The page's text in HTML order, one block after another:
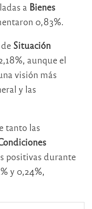
a Bienes
0,83%.
Situación
aunque el
visión más
y las
tanto las
positivas durante
y 0,24%,